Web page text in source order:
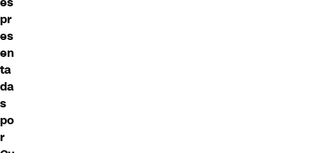
pr
es
en
ta
da
s
po
r